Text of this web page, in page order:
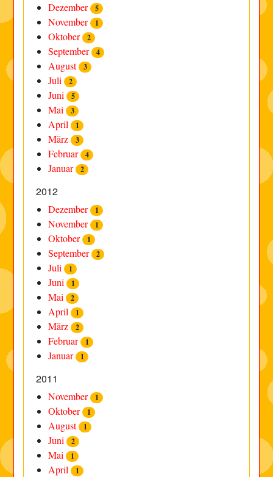
Dezember 5
November 1
Oktober 2
September 4
August 3
Juli 2
Juni 5
Mai 3
April 1
März 3
Februar 4
Januar 2
2012
Dezember 1
November 1
Oktober 1
September 2
Juli 1
Juni 1
Mai 2
April 1
März 2
Februar 1
Januar 1
2011
November 1
Oktober 1
August 1
Juni 2
Mai 1
April 1